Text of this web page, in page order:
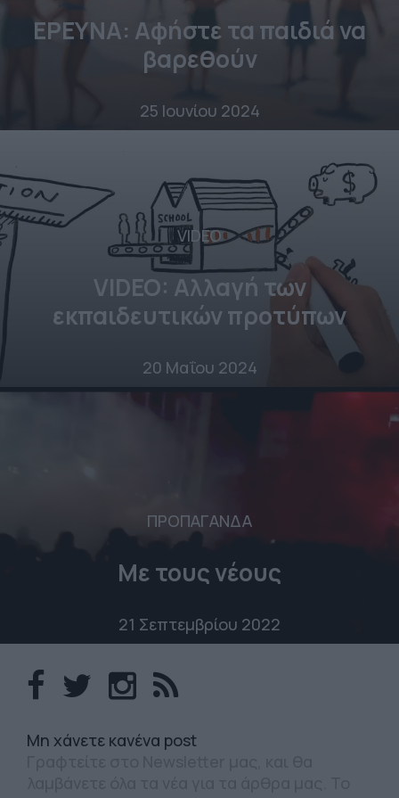
ΕΡΕΥΝΑ: Αφήστε τα παιδιά να
βαρεθούν
25 Ιουνίου 2024
VIDEO
VIDEO: Αλλαγή των
εκπαιδευτικών προτύπων
20 Μαΐου 2024
ΠΡΟΠΑΓΑΝΔΑ
Με τους νέους
21 Σεπτεμβρίου 2022
Mη χάνετε κανένα post